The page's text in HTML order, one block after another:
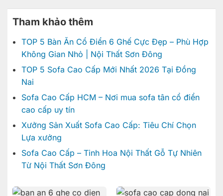
Tham khảo thêm
TOP 5 Bàn Ăn Cổ Điển 6 Ghế Cực Đẹp – Phù Hợp
Không Gian Nhỏ | Nội Thất Sơn Đông
TOP 5 Sofa Cao Cấp Mới Nhất 2026 Tại Đồng
Nai
Sofa Cao Cấp HCM – Nơi mua sofa tân cổ điển
cao cấp uy tín
Xưởng Sản Xuất Sofa Cao Cấp: Tiêu Chí Chọn
Lựa xưởng
Sofa Cao Cấp – Tinh Hoa Nội Thất Gỗ Tự Nhiên
Từ Nội Thất Sơn Đông